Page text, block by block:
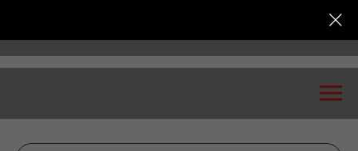
Всероссийская конференция «Транспортная